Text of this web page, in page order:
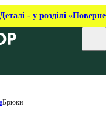
- у розділі
Брюки